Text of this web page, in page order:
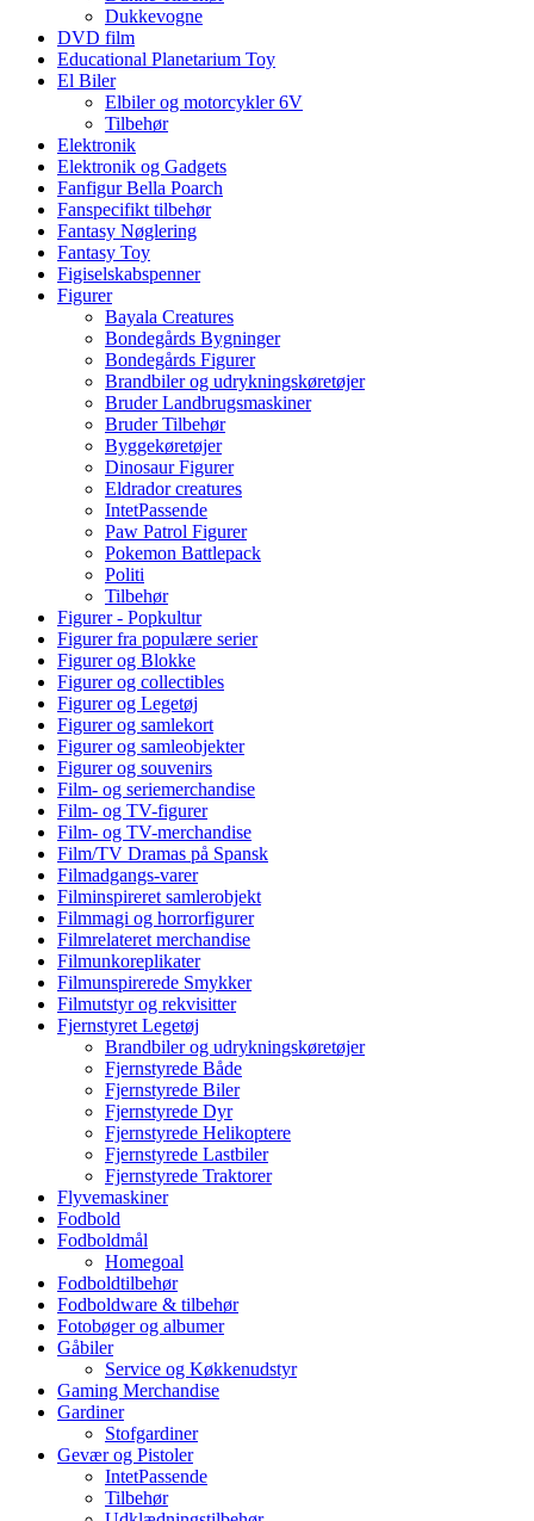
Dukkevogne
DVD film
Educational Planetarium Toy
El Biler
Elbiler og motorcykler 6V
Tilbehør
Elektronik
Elektronik og Gadgets
Fanfigur Bella Poarch
Fanspecifikt tilbehør
Fantasy Nøglering
Fantasy Toy
Figiselskabspenner
Figurer
Bayala Creatures
Bondegårds Bygninger
Bondegårds Figurer
Brandbiler og udrykningskøretøjer
Bruder Landbrugsmaskiner
Bruder Tilbehør
Byggekøretøjer
Dinosaur Figurer
Eldrador creatures
IntetPassende
Paw Patrol Figurer
Pokemon Battlepack
Politi
Tilbehør
Figurer - Popkultur
Figurer fra populære serier
Figurer og Blokke
Figurer og collectibles
Figurer og Legetøj
Figurer og samlekort
Figurer og samleobjekter
Figurer og souvenirs
Film- og seriemerchandise
Film- og TV-figurer
Film- og TV-merchandise
Film/TV Dramas på Spansk
Filmadgangs-varer
Filminspireret samlerobjekt
Filmmagi og horrorfigurer
Filmrelateret merchandise
Filmunkoreplikater
Filmunspirerede Smykker
Filmutstyr og rekvisitter
Fjernstyret Legetøj
Brandbiler og udrykningskøretøjer
Fjernstyrede Både
Fjernstyrede Biler
Fjernstyrede Dyr
Fjernstyrede Helikoptere
Fjernstyrede Lastbiler
Fjernstyrede Traktorer
Flyvemaskiner
Fodbold
Fodboldmål
Homegoal
Fodboldtilbehør
Fodboldware & tilbehør
Fotobøger og albumer
Gåbiler
Service og Køkkenudstyr
Gaming Merchandise
Gardiner
Stofgardiner
Gevær og Pistoler
IntetPassende
Tilbehør